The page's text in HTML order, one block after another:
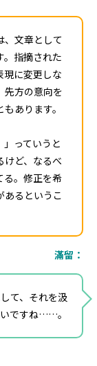
、文章として
。指摘された
現に変更しな
先方の意向を
あります。
」っていうと
けど、なるべ
る。修正を希
あるというこ
滿留：
て、それを汲
ですね……。